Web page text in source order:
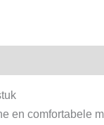
en comfortabele